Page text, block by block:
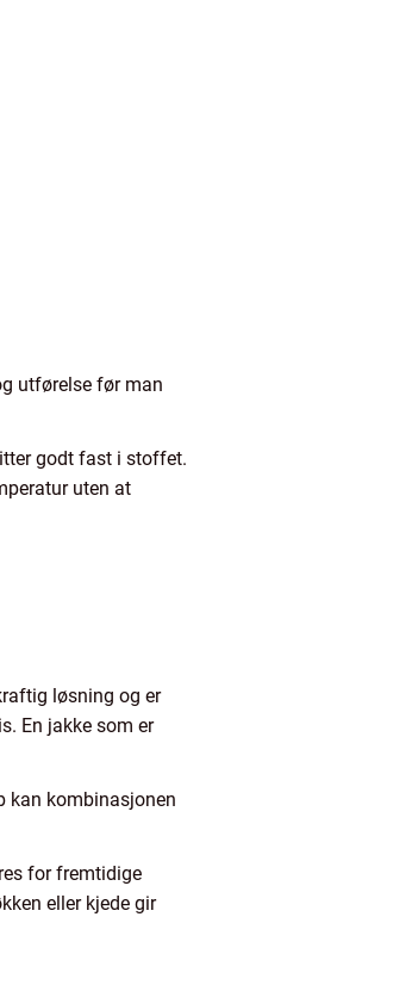
utførelse før man
godt fast i stoffet.
uten at
løsning og er
En jakke som er
kan kombinasjonen
for fremtidige
eller kjede gir